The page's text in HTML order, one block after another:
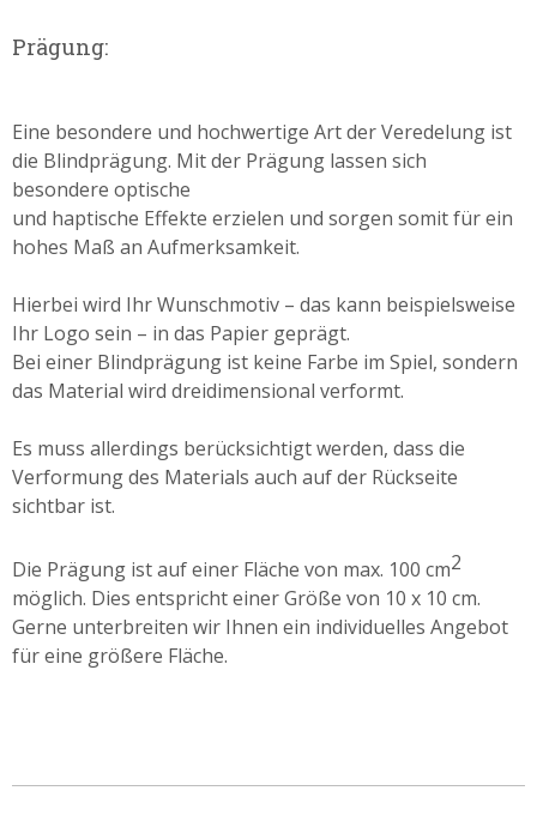
Prägung:
Eine besondere und hochwertige Art der Veredelung ist
die Blindprägung. Mit der Prägung lassen sich
besondere optische
und haptische Effekte erzielen und sorgen somit für ein
hohes Maß an Aufmerksamkeit.
Hierbei wird Ihr Wunschmotiv – das kann beispielsweise
Ihr Logo sein – in das Papier geprägt.
Bei einer Blindprägung ist keine Farbe im Spiel, sondern
das Material wird dreidimensional verformt.
Es muss allerdings berücksichtigt werden, dass die
Verformung des Materials auch auf der Rückseite
sichtbar ist.
Die Prägung ist auf einer Fläche von max. 100 cm2
möglich. Dies entspricht einer Größe von 10 x 10 cm.
Gerne unterbreiten wir Ihnen ein individuelles Angebot
für eine größere Fläche.